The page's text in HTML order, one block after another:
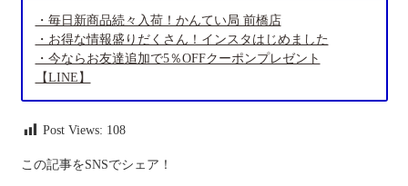
・毎日新商品続々入荷！かんてい局 前橋店
・お得な情報盛りだくさん！インスタはじめました
・今ならお友達追加で5％OFFクーポンプレゼント
【LINE】
Post Views: 108
この記事をSNSでシェア！